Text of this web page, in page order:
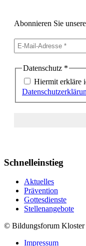
Abonnieren Sie
Datenschutz *
Hiermit erkläre
Schnelleinstieg
Aktuelles
Prävention
Gottesdienste
Stellenangebote
© Bildungsforum Kloster
Impressum